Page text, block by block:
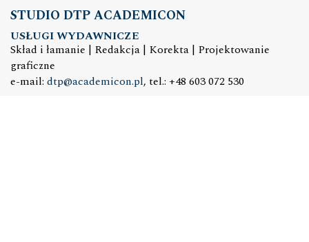
STUDIO DTP ACADEMICON
USŁUGI WYDAWNICZE
Skład i łamanie | Redakcja | Korekta | Projektowanie
graficzne
e-mail: dtp@academicon.pl, tel.: +48 603 072 530